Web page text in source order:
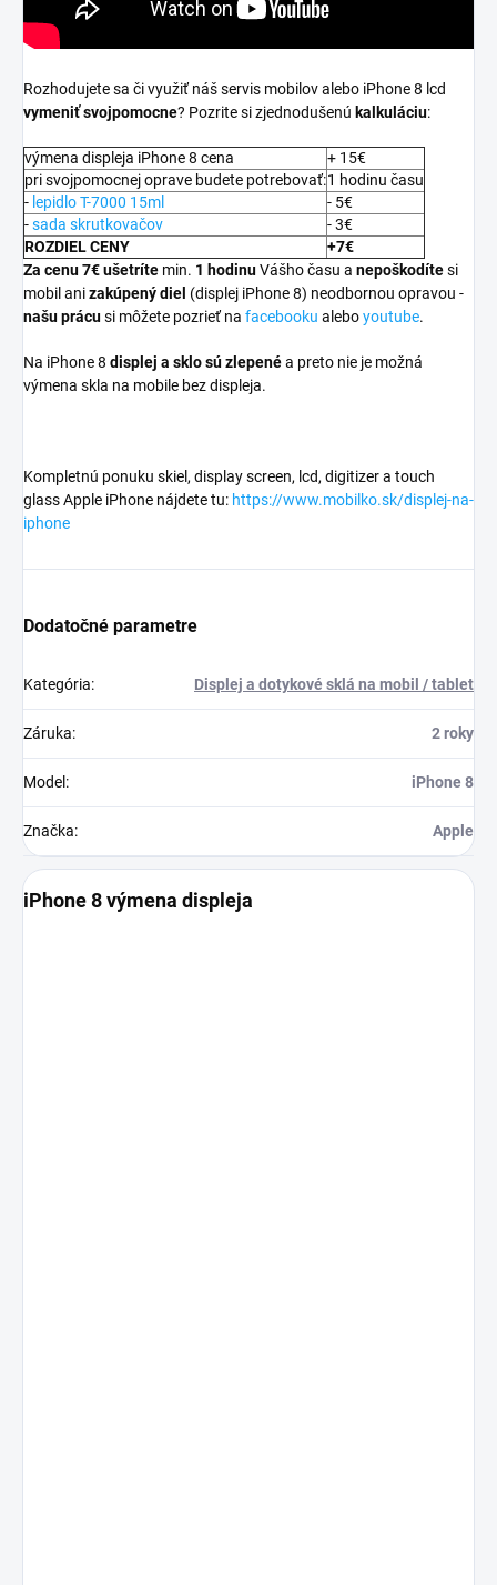
Rozhodujete sa či využiť náš servis mobilov alebo iPhone 8 lcd
vymeniť svojpomocne? Pozrite si zjednodušenú kalkuláciu:
výmena displeja iPhone 8 cena
+ 15€
pri svojpomocnej oprave budete potrebovať:1 hodinu času
- lepidlo T-7000 15ml
- 5€
-sada skrutkovačov
- 3€
ROZDIEL CENY
+7€
Za cenu 7€ ušetríte min. 1 hodinuVášho času a nepoškodítesi
mobil anizakúpený diel (displej iPhone 8) neodbornou opravou -
našu prácusi môžete pozrieť na facebooku aleboyoutube.
Na iPhone 8 displej a sklo sú zlepenéa preto nie je možná
výmena skla na mobile bez displeja.
Kompletnú ponuku skiel, display screen, lcd, digitizer a touch
glass Apple iPhone nájdete tu: https://www.mobilko.sk/displej-na-
iphone
Dodatočné parametre
Kategória: Displej a dotykové sklá na mobil / tablet
Záruka: 2 roky
Model : iPhone 8
Značka: Apple
iPhone 8 výmena displeja